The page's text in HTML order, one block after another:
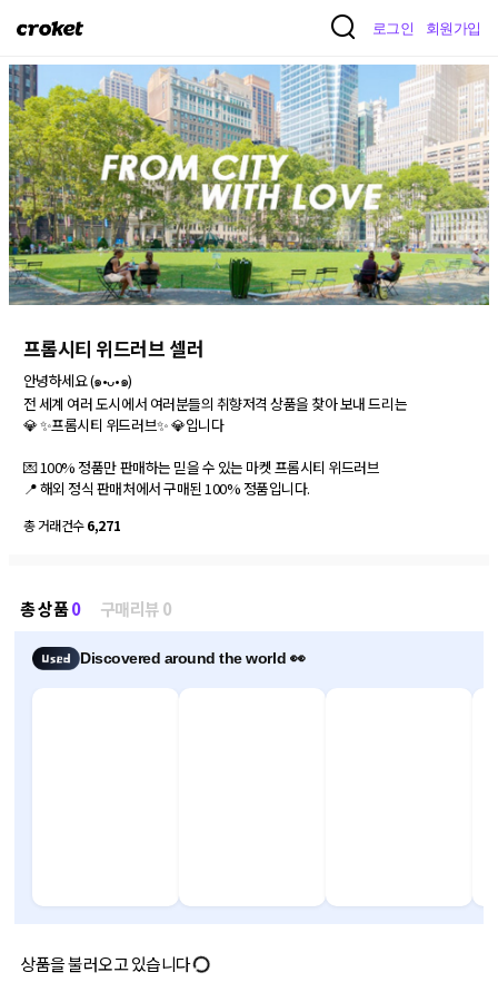
크
로그인 회원가입
프롬시티 위드러브 셀러
안녕하세요 (๑•ᴗ•๑)
전 세계 여러 도시에서 여러분들의 취향저격 상품을 찾아 보내 드리는
💎 ✨프롬시티 위드러브✨ 💎입니다
💌 100% 정품만 판매하는 믿을 수 있는 마켓 프롬시티 위드러브
📍 해외 정식 판매처에서 구매된 100% 정품입니다.
총 거래건수6,271
총 상품0 구매리뷰 0
Discovered around the world 👀
상품을 불러오고 있습니다